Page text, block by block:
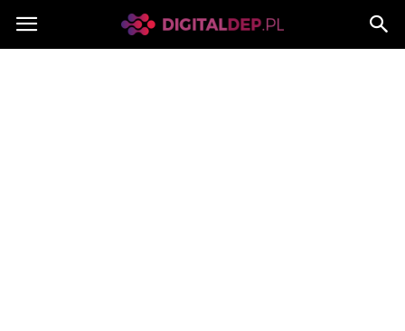
Digitaldep.pl